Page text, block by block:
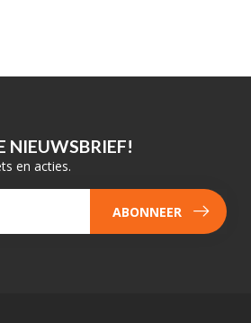
NIEUWSBRIEF!
en acties.
ABONNEER